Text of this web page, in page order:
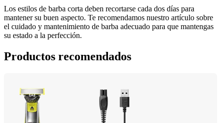
Los estilos de barba corta deben recortarse cada dos días para
mantener su buen aspecto. Te recomendamos nuestro artículo sobre
el cuidado y mantenimiento de barba adecuado para que mantengas
su estado a la perfección.
Productos recomendados